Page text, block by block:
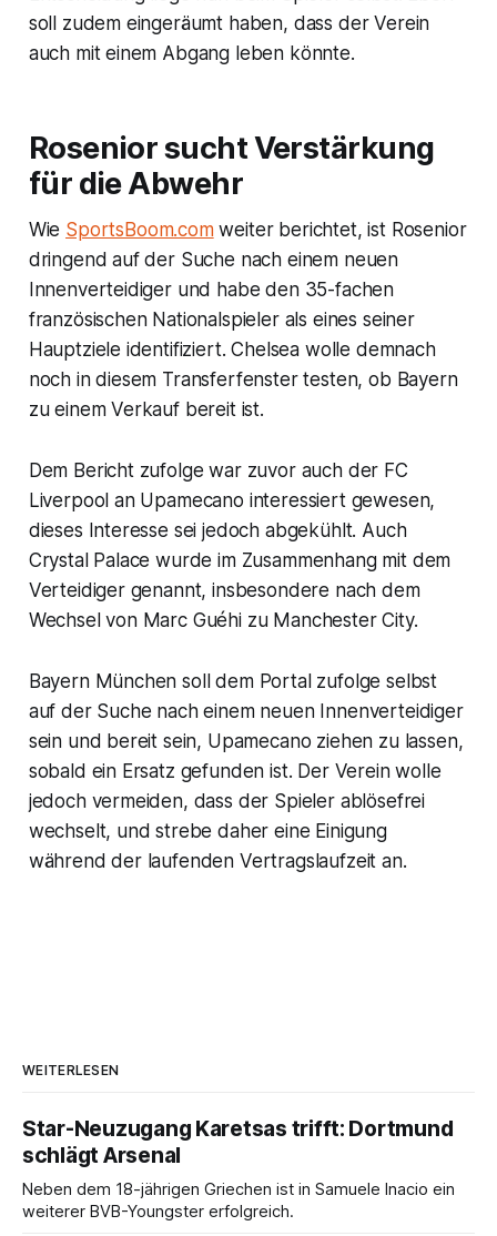
soll zudem eingeräumt haben, dass der Verein
auch mit einem Abgang leben könnte.
Rosenior sucht Verstärkung
für die Abwehr
Wie SportsBoom.comweiter berichtet, ist Rosenior
dringend auf der Suche nach einem neuen
Innenverteidiger und habe den 35-fachen
französischen Nationalspieler als eines seiner
Hauptziele identifiziert. Chelsea wolle demnach
noch in diesem Transferfenster testen, ob Bayern
zu einem Verkauf bereit ist.
Dem Bericht zufolge war zuvor auch der FC
Liverpool an Upamecano interessiert gewesen,
dieses Interesse sei jedoch abgekühlt. Auch
Crystal Palace wurde im Zusammenhang mit dem
Verteidiger genannt, insbesondere nach dem
Wechsel von Marc Guéhi zu Manchester City.
Bayern München soll dem Portal zufolge selbst
auf der Suche nach einem neuen Innenverteidiger
sein und bereit sein, Upamecano ziehen zu lassen,
sobald ein Ersatz gefunden ist. Der Verein wolle
jedoch vermeiden, dass der Spieler ablösefrei
wechselt, und strebe daher eine Einigung
während der laufenden Vertragslaufzeit an.
WEITERLESEN
Star-Neuzugang Karetsas trifft: Dortmund
schlägt Arsenal
Neben dem 18-jährigen Griechen ist in Samuele Inacio ein
weiterer BVB-Youngster erfolgreich.